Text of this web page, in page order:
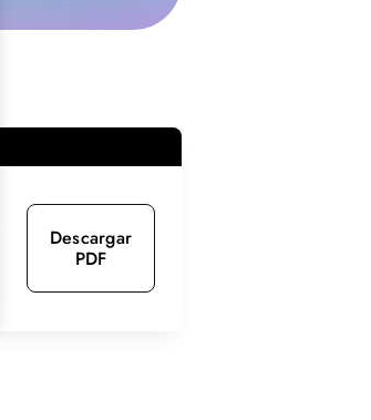
Descargar
PDF